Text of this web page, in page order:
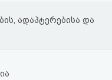
ადაპტერებისა და